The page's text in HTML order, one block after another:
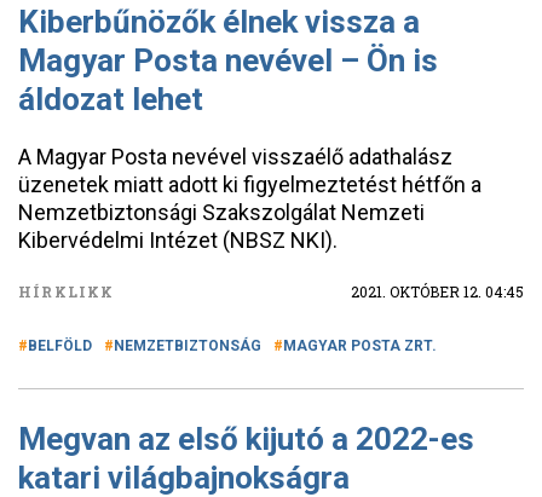
Kiberbűnözők élnek vissza a
Magyar Posta nevével – Ön is
áldozat lehet
A Magyar Posta nevével visszaélő adathalász
üzenetek miatt adott ki figyelmeztetést hétfőn a
Nemzetbiztonsági Szakszolgálat Nemzeti
Kibervédelmi Intézet (NBSZ NKI).
HÍRKLIKK 2021. OKTÓBER 12. 04:45
BELFÖLD NEMZETBIZTONSÁG MAGYAR POSTA ZRT.
Megvan az első kijutó a 2022-es
katari világbajnokságra